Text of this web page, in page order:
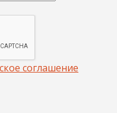
соглашение